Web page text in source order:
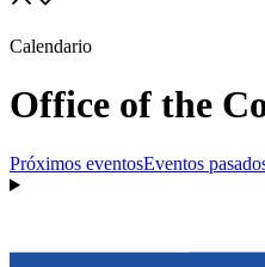
Calendario
Office of the
Próximos eventosEventos